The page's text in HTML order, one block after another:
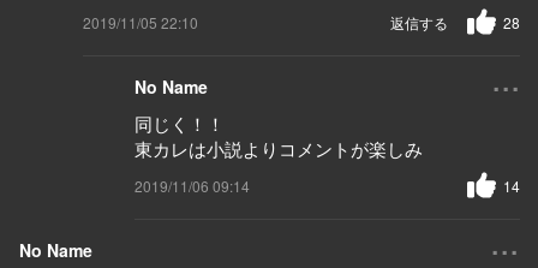
2019/11/05 22:10 28
返信する
No Name ...
同じく！！
東カレは小説よりコメントが楽しみ
2019/11/06 09:14 14
No Name ...